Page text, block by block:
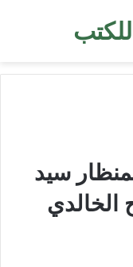
سيد
الخالدي